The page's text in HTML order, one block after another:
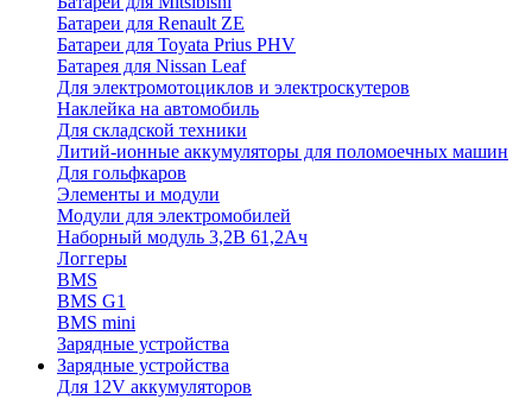
Батареи для Renault ZE
Батареи для Toyata Prius PHV
Батарея для Nissan Leaf
Для электромотоциклов и электроскутеров
Наклейка на автомобиль
Для складской техники
Литий-ионные аккумуляторы для поломоечных машин
Для гольфкаров
Элементы и модули
Модули для электромобилей
Наборный модуль 3,2В 61,2Ач
Логгеры
BMS
BMS G1
BMS mini
Зарядные устройства
Зарядные устройства
Для 12V аккумуляторов